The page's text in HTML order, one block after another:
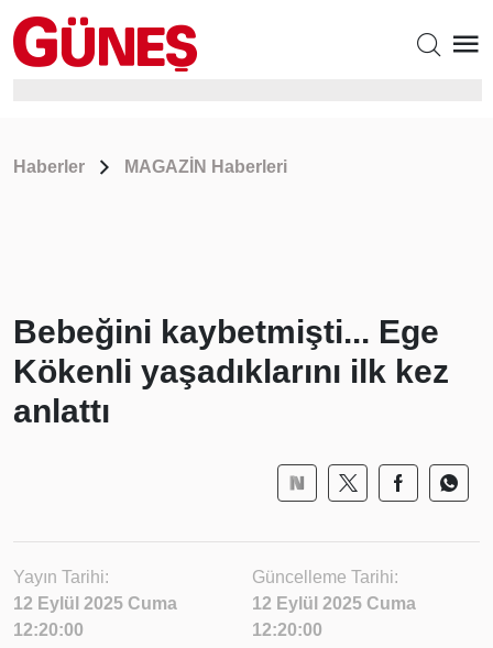
Haberler MAGAZİN Haberleri
Bebeğini kaybetmişti... Ege
Kökenli yaşadıklarını ilk kez
anlattı
Yayın Tarihi:
12 Eylül 2025 Cuma
12:20:00
Güncelleme Tarihi:
12 Eylül 2025 Cuma
12:20:00